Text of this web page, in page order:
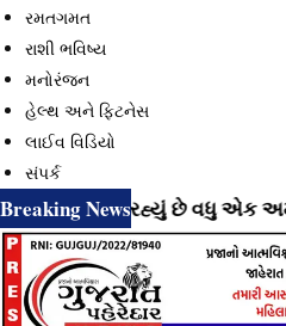
રમતગમત
રાશી ભવિષ્ય
મનોરંજન
હેલ્થ અને ફિટનેસ
લાઈવ વિડિયો
સંપર્ક
Breaking News
લાવી રહ્યું છે વધુ એક અમેઝિંગ